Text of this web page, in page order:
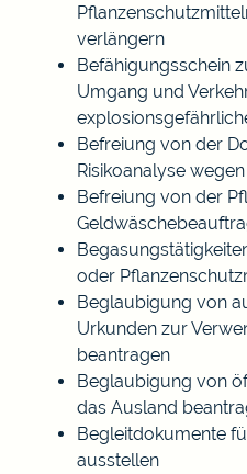
verlängern
Befähigungsschein
Umgang und
Befreiung von der
Risikoanalyse
Befreiung von der
oder
Beglaubigung von
Urkunden zur
beantragen
Beglaubigung von
das Ausland
Begleitdokumente
ausstellen